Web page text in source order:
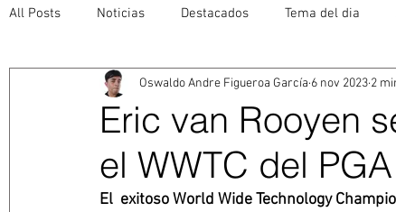
All Posts Noticias Destacados Tema del dia
Entérate Deportes La buena del
Ayuntamiento de Los Cabos Informa Nacionales e
Eric van Rooyen
el WWTC del
Oswaldo Andre Figueroa García 6 nov 2023 2
El  exitoso World Wide Technology